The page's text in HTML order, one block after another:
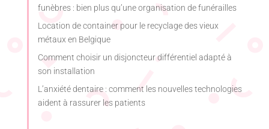
funèbres : bien plus qu’une organisation de funérailles
Location de container pour le recyclage des vieux
métaux en Belgique
Comment choisir un disjoncteur différentiel adapté à
son installation
L’anxiété dentaire : comment les nouvelles technologies
aident à rassurer les patients